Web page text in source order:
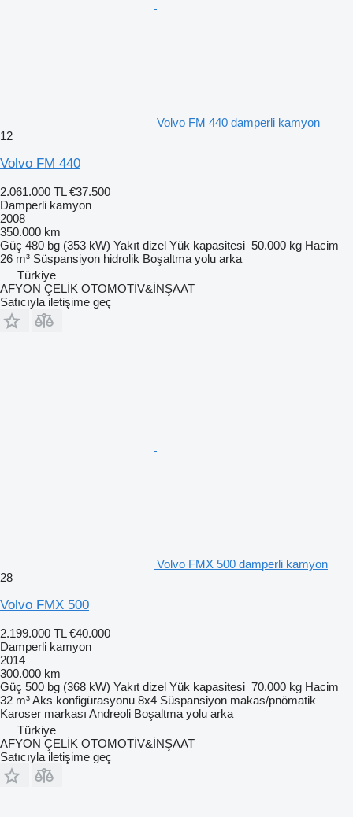
Volvo FM 440 damperli kamyon
12
Volvo FM 440
2.061.000 TL €37.500
Damperli kamyon
2008
350.000 km
Güç 480 bg (353 kW) Yakıt dizel Yük kapasitesi 50.000 kg Hacim
26 m³ Süspansiyon hidrolik Boşaltma yolu arka
Türkiye
AFYON ÇELİK OTOMOTİV&İNŞAAT
Satıcıyla iletişime geç
Volvo FMX 500 damperli kamyon
28
Volvo FMX 500
2.199.000 TL €40.000
Damperli kamyon
2014
300.000 km
Güç 500 bg (368 kW) Yakıt dizel Yük kapasitesi 70.000 kg Hacim
32 m³Aks konfigürasyonu 8x4 Süspansiyon makas/pnömatik
Karoser markası Andreoli Boşaltma yolu arka
Türkiye
AFYON ÇELİK OTOMOTİV&İNŞAAT
Satıcıyla iletişime geç